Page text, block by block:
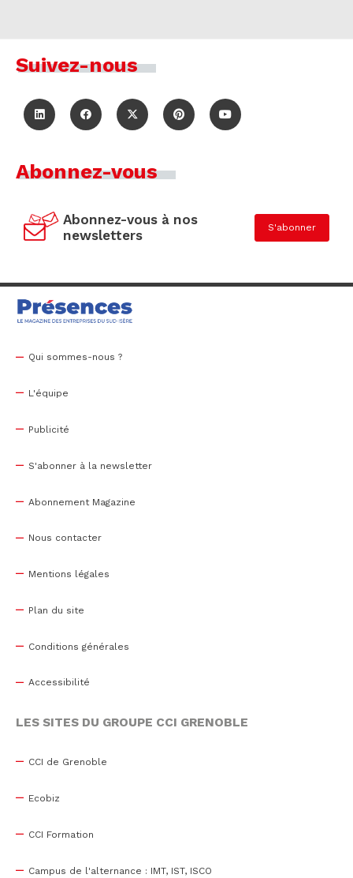
Suivez-nous
Abonnez-vous
Abonnez-vous à nos
newsletters
S'abonner
Qui sommes-nous ?
L'équipe
Publicité
S'abonner à la newsletter
Abonnement Magazine
Nous contacter
Mentions légales
Plan du site
Conditions générales
Accessibilité
LES SITES DU GROUPE CCI GRENOBLE
CCI de Grenoble
Ecobiz
CCI Formation
Campus de l'alternance : IMT, IST, ISCO